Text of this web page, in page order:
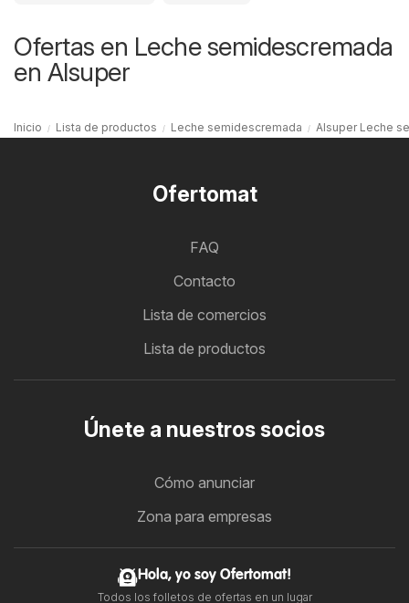
Ofertas en Leche semidescremada
en Alsuper
Inicio Lista de productos Leche semidescremada Alsuper Leche
Ofertomat
FAQ
Contacto
Lista de comercios
Lista de productos
Únete a nuestros socios
Cómo anunciar
Zona para empresas
Hola, yo soy Ofertomat!
Todos los folletos de ofertas en un lugar